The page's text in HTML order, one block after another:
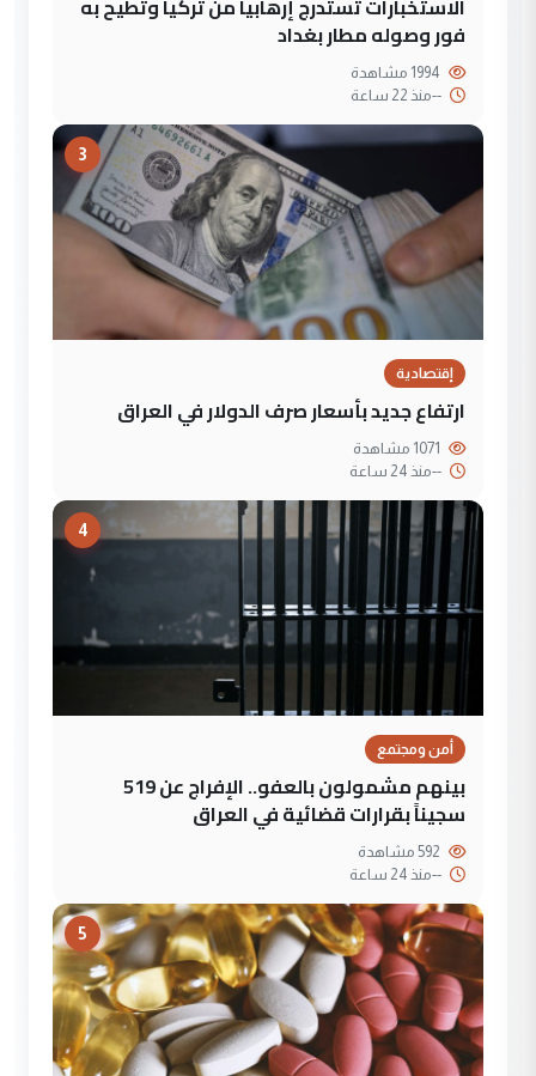
الاستخبارات تستدرج إرهابياً من تركيا وتطيح به
فور وصوله مطار بغداد
--منذ 22 ساعة
3
إقتصادية
ارتفاع جديد بأسعار صرف الدولار في العراق
--منذ 24 ساعة
4
أمن ومجتمع
بينهم مشمولون بالعفو.. الإفراج عن 519
سجيناً بقرارات قضائية في العراق
--منذ 24 ساعة
5